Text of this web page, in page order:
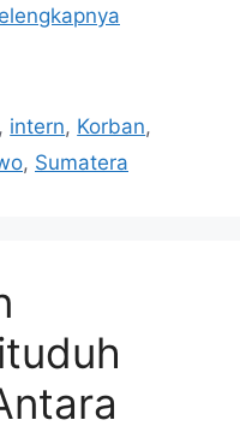
intern, Korban,
, Sumatera